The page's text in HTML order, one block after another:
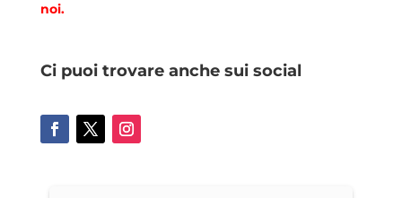
noi.
Ci puoi trovare anche sui social